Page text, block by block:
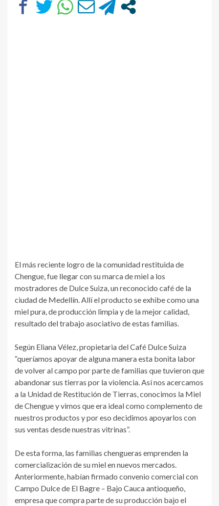
El más reciente logro de la comunidad restituida de
Chengue, fue llegar con su marca de miel a los
mostradores de Dulce Suiza, un reconocido café de la
ciudad de Medellín. Allí el producto se exhibe como una
miel pura, de producción limpia y de la mejor calidad,
resultado del trabajo asociativo de estas familias.
Según Eliana Vélez, propietaria del Café Dulce Suiza
“queríamos apoyar de alguna manera esta bonita labor
de volver al campo por parte de familias que tuvieron que
abandonar sus tierras por la violencia. Así nos acercamos
a la Unidad de Restitución de Tierras, conocimos la Miel
de Chengue y vimos que era ideal como complemento de
nuestros productos y por eso decidimos apoyarlos con
sus ventas desde nuestras vitrinas”.
De esta forma, las familias chengueras emprenden la
comercialización de su miel en nuevos mercados.
Anteriormente, habían firmado convenio comercial con
Campo Dulce de El Bagre – Bajo Cauca antioqueño,
empresa que compra parte de su producción bajo el